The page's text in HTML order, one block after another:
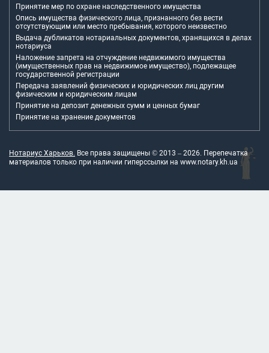
Принятие мер по охране наследственного имущества
Опись имущества физического лица, признанного без вести
отсутствующим или место пребывания, которого неизвестно
Выдача дубликатов нотариальных документов, хранящихся в делах
нотариуса
Наложение запрета на отчуждение недвижимого имущества
(имущественных прав на недвижимое имущество), подлежащее
государственной регистрации
Передача заявлений физических и юридических лиц другим
физическим и юридическим лицам
Принятие на депозит денежных сумм и ценных бумаг
Принятие на хранение документов
Нотариус Харьков. Все права защищены © 2013 – 2026. Перепечатка
материалов только при наличии гиперссылки на www.notary.kh.ua